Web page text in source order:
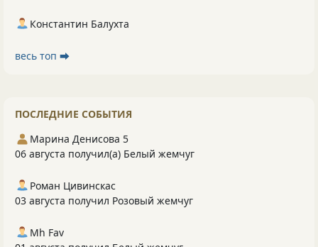
Константин Балухта
весь топ ⮕
ПОСЛЕДНИЕ СОБЫТИЯ
Марина Денисова 5
06 августа получил(а) Белый жемчуг
Роман Цивинскас
03 августа получил Розовый жемчуг
Mh Fav